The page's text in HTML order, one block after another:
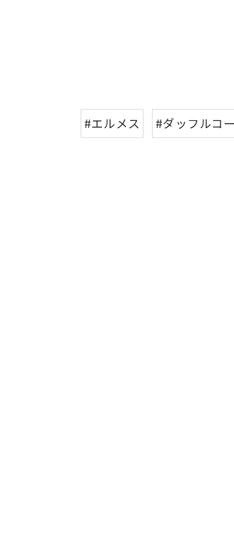
#エルメス #ダッフルコ